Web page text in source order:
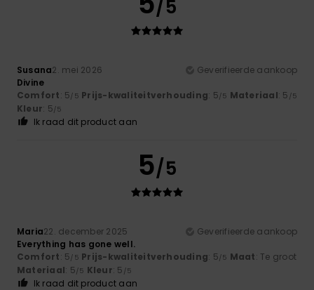
/5
Susana2. mei 2026
Geverifieerde aankoop
Divine
Comfort: 5/5 Prijs-kwaliteitverhouding: 5/5 Materiaal: 5 /5
Kleur: 5/5
Ik raad dit product aan
5/5
Maria22. december 2025
Geverifieerde aankoop
Everything has gone well.
Comfort: 5/5 Prijs-kwaliteitverhouding: 5/5 Maat: Te groot
Materiaal: 5/5 Kleur: 5 /5
Ik raad dit product aan